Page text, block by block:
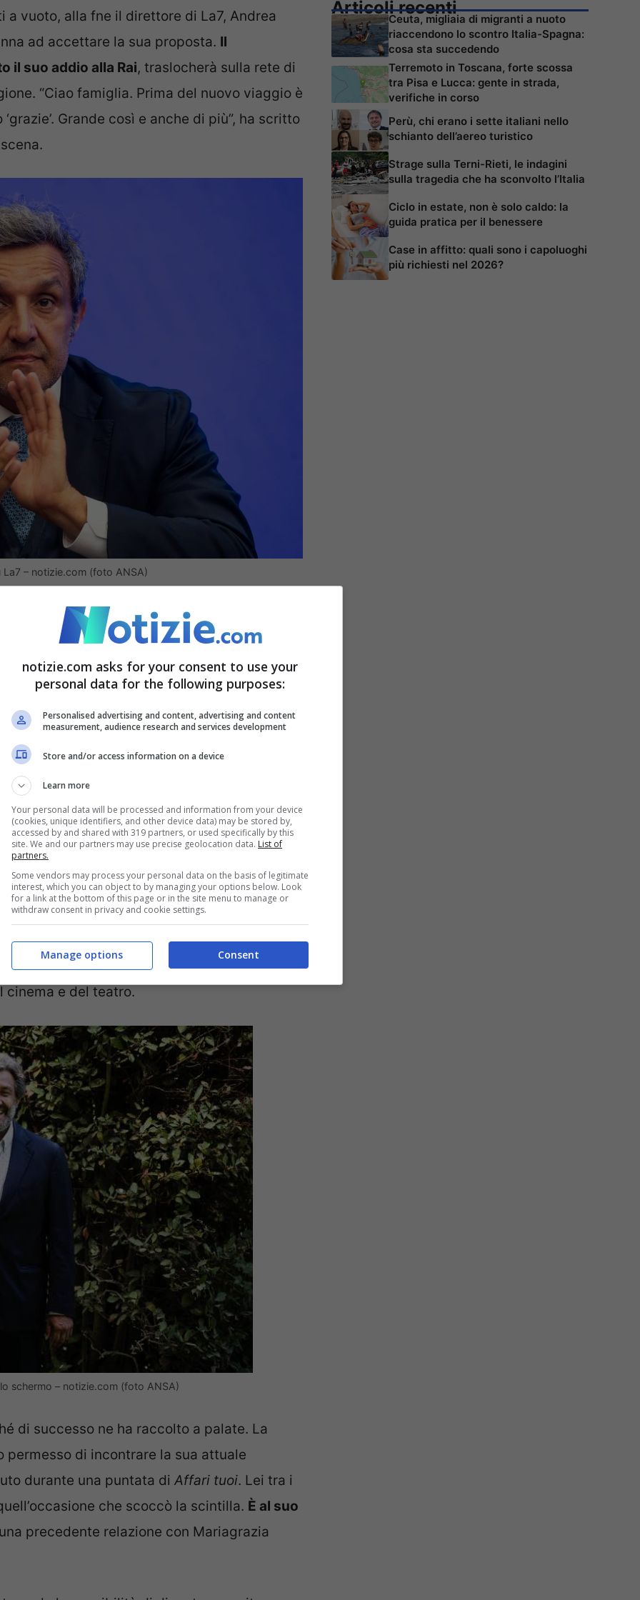
vuoto, alla fne il direttore di La7, Andrea
ad accettare la sua proposta. Il
il suo addio alla Rai, traslocherà sulla rete di
“Ciao famiglia. Prima del nuovo viaggio è
Grande così e anche di più”, ha scritto
La7 – notizie.com (foto ANSA)
, sembra che possa mettersi al timone di
l’ora di capire di cosa si tratti. In
prossima avventura, qualche fan è andato a
online sul suo conto. Non tutti sono a
vita privatacome ad esempio i suoi studi o
cosa sappiamo sul
qualche settimana fa, essendo nato il 3
di Caltanissetta. Stiamo parlando
il pubblico sia nelle vesti di attore sia in
più amati del piccolo schermo.Dopo aver
e si iscrive a una scuola di recitazione,
cinema e del teatro.
schermo – notizie.com (foto ANSA)
di successo ne ha raccolto a palate. La
permesso di incontrare la sua attuale
durante una puntata di Affari tuoi. Lei tra i
che scoccò la scintilla. È al suo
precedente relazione con Mariagrazia
Articoli recenti
Ceuta, migliaia di migranti a nuoto
riaccendono lo scontro Italia-Spagna:
cosa sta succedendo
Terremoto in Toscana, forte scossa
tra Pisa e Lucca: gente in strada,
verifiche in corso
Perù, chi erano i sette italiani nello
schianto dell’aereo turistico
Strage sulla Terni-Rieti, le indagini
sulla tragedia che ha sconvolto l’Italia
Ciclo in estate, non è solo caldo: la
guida pratica per il benessere
Case in affitto: quali sono i capoluoghi
più richiesti nel 2026?
notizie.com asks for your consent to use your
personal data for the following purposes:
Personalised advertising and content, advertising and content
measurement, audience research and services development
Store and/or access information on a device
Learn more
Your personal data will be processed and information from your device
(cookies, unique identifiers, and other device data) may be stored by,
accessed by and shared with 319 partners, or used specifically by this
site. We and our partners may use precise geolocation data. List of
partners.
Some vendors may process your personal data on the basis of legitimate
interest, which you can object to by managing your options below. Look
for a link at the bottom of this page or in the site menu to manage or
withdraw consent in privacy and cookie settings.
Consent
Manage options